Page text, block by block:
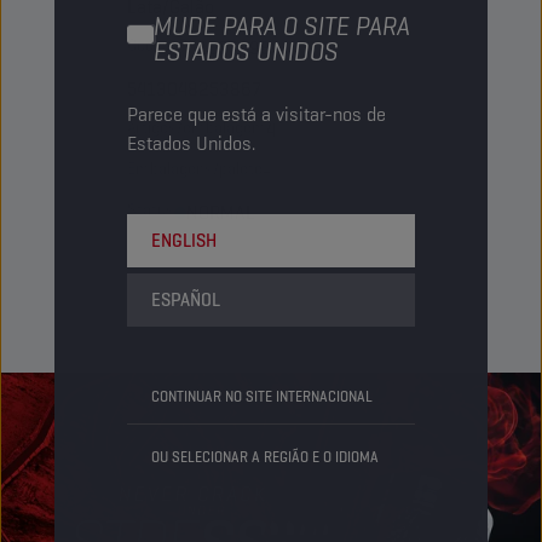
MUDE PARA O SITE PARA
ESTADOS UNIDOS
Parece que está a visitar-nos de
Estados Unidos.
ENGLISH
ESPAÑOL
CONTINUAR NO SITE INTERNACIONAL
OU SELECIONAR A REGIÃO E O IDIOMA
Código PN1053498
Artigos/embalagem
Status NORMAL